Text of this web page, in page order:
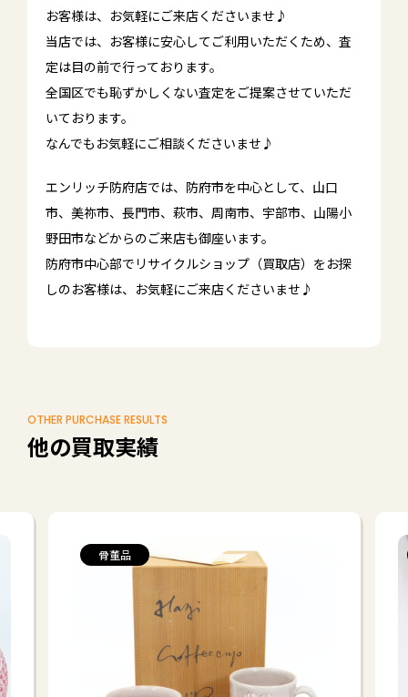
お客様は、お気軽にご来店くださいませ♪
当店では、お客様に安心してご利用いただくため、査
定は目の前で行っております。
全国区でも恥ずかしくない査定をご提案させていただ
いております。
なんでもお気軽にご相談くださいませ♪
エンリッチ防府店では、防府市を中心として、山口
市、美祢市、長門市、萩市、周南市、宇部市、山陽小
野田市などからのご来店も御座います。
防府市中心部でリサイクルショップ（買取店）をお探
しのお客様は、お気軽にご来店くださいませ♪
OTHER PURCHASE RESULTS
他の買取実績
骨董品